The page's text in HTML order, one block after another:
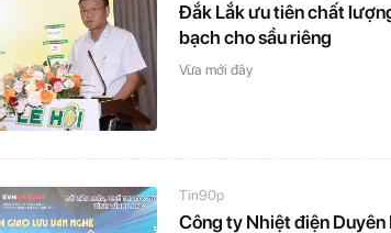
Đắk Lắk ưu tiên chất
bạch cho sầu riêng
Vừa mới đây
Tin90p
Công ty Nhiệt điện Duyên